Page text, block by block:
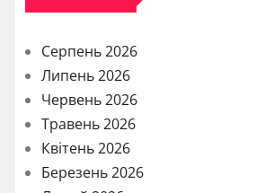
Серпень 2026
Липень 2026
Червень 2026
Травень 2026
Квітень 2026
Березень 2026